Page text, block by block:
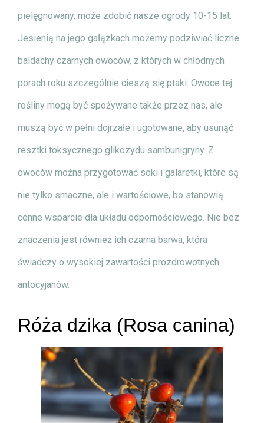
pielęgnowany, może zdobić nasze ogrody 10-15 lat.
Jesienią na jego gałązkach możemy podziwiać liczne
baldachy czarnych owoców, z których w chłodnych
porach roku szczególnie cieszą się ptaki. Owoce tej
rośliny mogą być spożywane także przez nas, ale
muszą być w pełni dojrzałe i ugotowane, aby usunąć
resztki toksycznego glikozydu sambunigryny. Z
owoców można przygotować soki i galaretki, które są
nie tylko smaczne, ale i wartościowe, bo stanowią
cenne wsparcie dla układu odpornościowego. Nie bez
znaczenia jest również ich czarna barwa, która
świadczy o wysokiej zawartości prozdrowotnych
antocyjanów.
Róża dzika (Rosa canina)